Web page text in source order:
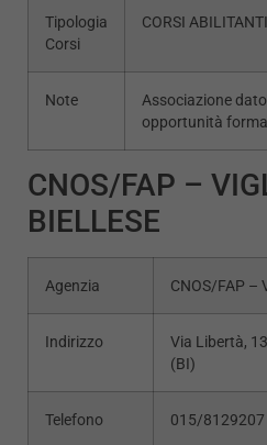
Tipologia
Corsi
CORSI
Note
Associazione
opportunità
CNOS/FAP –
BIELLESE
Agenzia CNOS/FAP –
Indirizzo
Via Libertà,
(BI)
Telefono 015/8129207